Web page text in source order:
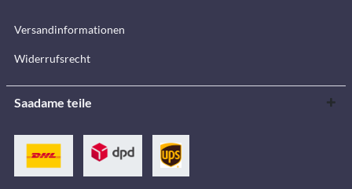
Versandinformationen
Widerrufsrecht
Saadame teile